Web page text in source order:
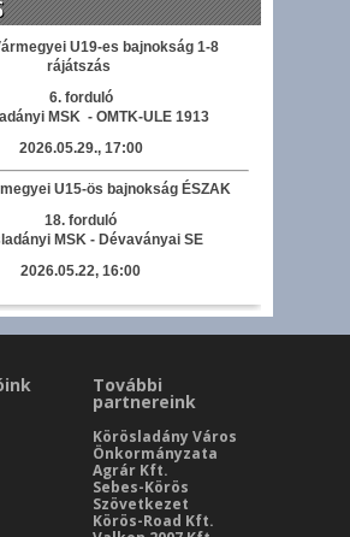
U19-es bajnokság 1-8
rájátszás
6. forduló
MSK - OMTK-ULE 1913
2026.05.29., 17:00
U15-ös bajnokság ÉSZAK
18. forduló
MSK - Dévaványai SE
2026.05.22, 16:00
További
partnereink
Körösladány Város
Önkormányzata
Agrár Kft.
Sebes-Körös
Szövetkezet
Körös-Road Kft.